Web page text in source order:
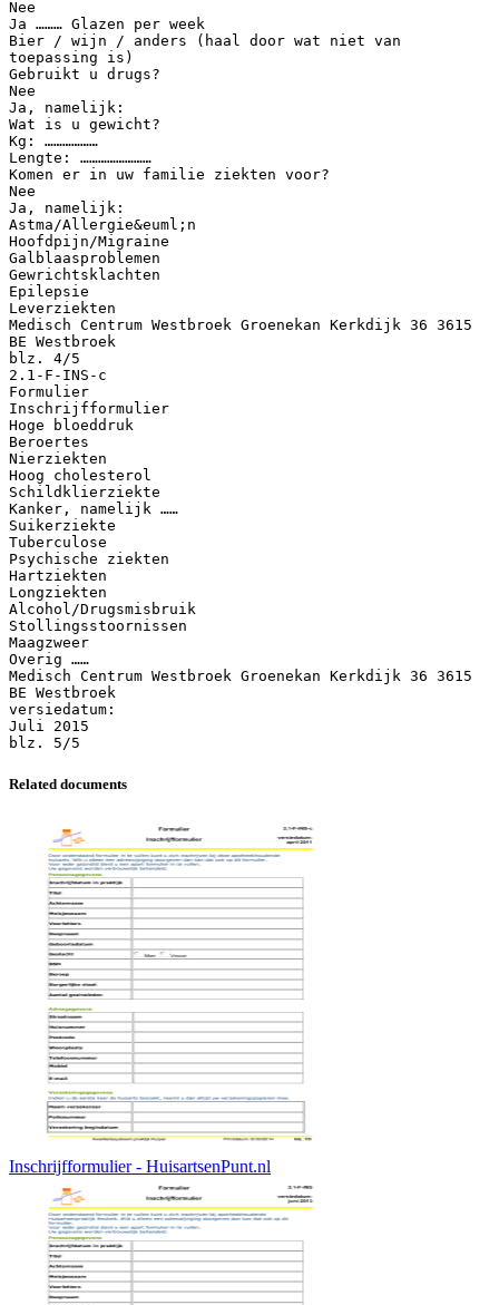
Nee
Ja ……… Glazen per week
Bier / wijn / anders (haal door wat niet van
toepassing is)
Gebruikt u drugs?
Nee
Ja, namelijk:
Wat is u gewicht?
Kg: ………………
Lengte: ……………………
Komen er in uw familie ziekten voor?
Nee
Ja, namelijk:
Astma/Allergie&euml;n
Hoofdpijn/Migraine
Galblaasproblemen
Gewrichtsklachten
Epilepsie
Leverziekten
Medisch Centrum Westbroek Groenekan Kerkdijk 36 3615
BE Westbroek
blz. 4/5
2.1-F-INS-c
Formulier
Inschrijfformulier
Hoge bloeddruk
Beroertes
Nierziekten
Hoog cholesterol
Schildklierziekte
Kanker, namelijk ……
Suikerziekte
Tuberculose
Psychische ziekten
Hartziekten
Longziekten
Alcohol/Drugsmisbruik
Stollingsstoornissen
Maagzweer
Overig ……
Medisch Centrum Westbroek Groenekan Kerkdijk 36 3615
BE Westbroek
versiedatum:
Juli 2015
Related documents
Inschrijfformulier - HuisartsenPunt.nl